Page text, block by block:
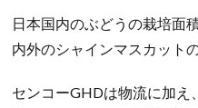
日本国内のぶどうの栽培面
内外のシャインマスカット
センコーGHDは物流に加え